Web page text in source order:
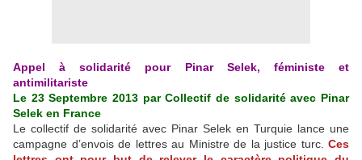
Appel à solidarité pour Pinar Selek, féministe et
antimilitariste
Le 23 Septembre 2013 par Collectif de solidarité avec Pinar
Selek en France
Le collectif de solidarité avec Pinar Selek en Turquie lance une
campagne d’envois de lettres au Ministre de la justice turc. Ces